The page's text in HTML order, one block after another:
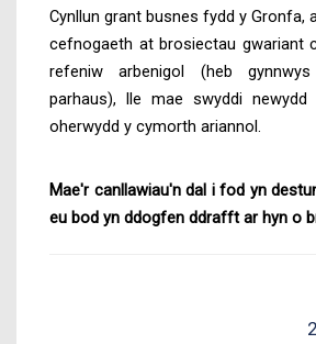
Cynllun grant busnes fydd y Gronfa,
cefnogaeth at brosiectau gwariant
refeniw arbenigol (heb
parhaus), lle mae swyddi
oherwydd y cymorth ariannol.
Mae'r canllawiau'n dal i fod yn
eu bod yn ddogfen ddrafft ar hyn o